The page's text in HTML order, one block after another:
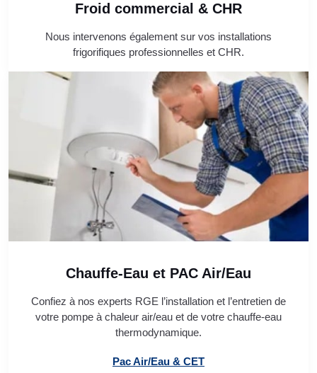
Froid commercial & CHR
Nous intervenons également sur vos installations
frigorifiques professionnelles et CHR.
Chauffe-Eau et PAC Air/Eau
Confiez à nos experts RGE l’installation et l’entretien de
votre pompe à chaleur air/eau et de votre chauffe-eau
thermodynamique.
Pac Air/Eau & CET